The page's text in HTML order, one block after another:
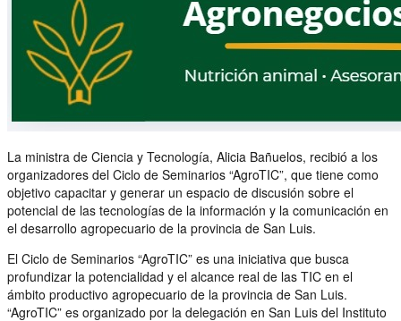
La ministra de Ciencia y Tecnología, Alicia Bañuelos, recibió a los
organizadores del Ciclo de Seminarios “AgroTIC”, que tiene como
objetivo capacitar y generar un espacio de discusión sobre el
potencial de las tecnologías de la información y la comunicación en
el desarrollo agropecuario de la provincia de San Luis.
El Ciclo de Seminarios “AgroTIC” es una iniciativa que busca
profundizar la potencialidad y el alcance real de las TIC en el
ámbito productivo agropecuario de la provincia de San Luis.
“AgroTIC” es organizado por la delegación en San Luis del Instituto